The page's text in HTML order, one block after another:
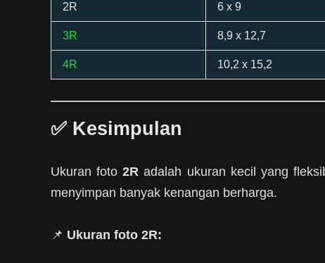
2R 6 x 9
3R 8,9 x 12,7
4R 10,2 x 15,2
✅ Kesimpulan
Ukuran foto2R adalah ukuran kecil yang
menyimpan banyak kenangan berharga.
📌 Ukuran foto 2R: